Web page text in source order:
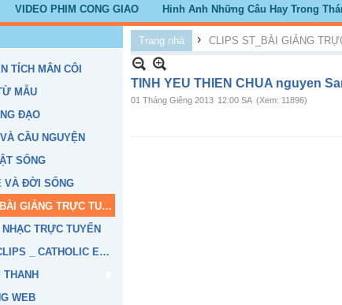
VIDEO PHIM CONG GIAO Hinh Anh Những Câu Hay Trong
TÍCH MÂN CÔI
MẪU
ĐẠO
CẦU NGUYỆN
SỐNG
VÀ ĐỜI SỐNG
CLIPS ST_BÀI GIẢNG TRỰC TUYẾN
TRỰC TUYẾN
ENGLISH CLIPS _ CATHOLIC EDUCATION
WEB
Trang nhà › CLIPS ST_BÀI GIẢNG
TINH YEU THIEN CHUA nguyen
01 Tháng Giêng 2013 12:00 SA (Xem: 11896)